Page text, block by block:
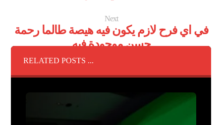
Next
في اي فرح لازم يكون فيه هيصة طالما رحمة
حسن موجودة فيه
RELATED POSTS ...